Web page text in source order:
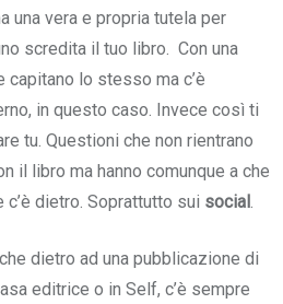
una vera e propria tutela per
scredita il tuo libro. Con una
lo stesso ma c’è
in questo caso. Invece così ti
tu. Questioni che non rientrano
il libro ma hanno comunque a che
dietro. Soprattutto sui social .
dietro ad una pubblicazione di
editrice o in Self, c’è sempre